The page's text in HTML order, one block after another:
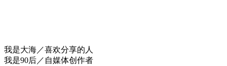
我是大海／喜欢分享的人
我是90后／自媒体创作者